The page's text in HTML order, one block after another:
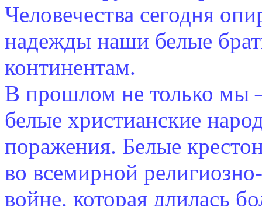
Человечества сегодня
надежды наши белые
континентам.
В прошлом не только мы
белые христианские
поражения. Белые
во всемирной
войне, которая длилась